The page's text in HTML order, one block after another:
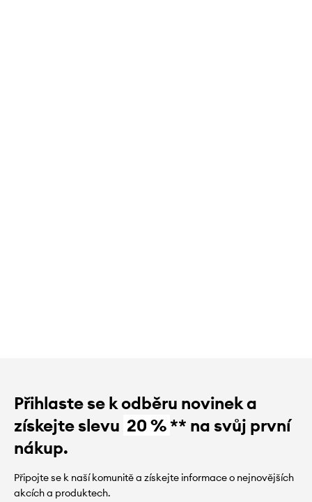
Přihlaste se k odběru novinek a
získejte slevu 20 %** na svůj první
nákup.
Připojte se k naší komunitě a získejte informace o nejnovějších
akcích a produktech.